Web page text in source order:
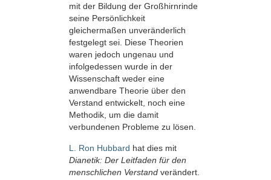
mit der Bildung der Großhirnrinde
seine Persönlichkeit
gleichermaßen unveränderlich
festgelegt sei. Diese Theorien
waren jedoch ungenau und
infolgedessen wurde in der
Wissenschaft weder eine
anwendbare Theorie über den
Verstand entwickelt, noch eine
Methodik, um die damit
verbundenen Probleme zu lösen.
L. Ron Hubbard hat dies mit
Dianetik: Der Leitfaden für den
menschlichen Verstand verändert.